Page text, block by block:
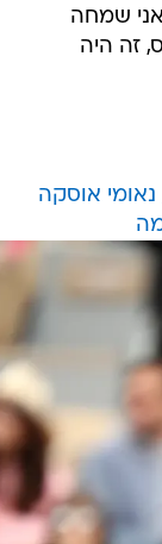
שמחה
זה היה
נאומי אוסקה